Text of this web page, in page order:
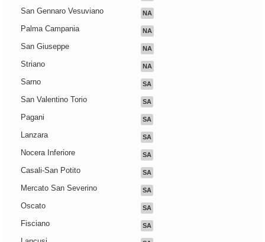
San Gennaro Vesuviano NA
Palma Campania NA
San Giuseppe NA
Striano NA
Sarno SA
San Valentino Torio SA
Pagani SA
Lanzara SA
Nocera Inferiore SA
Casali-San Potito SA
Mercato San Severino SA
Oscato SA
Fisciano SA